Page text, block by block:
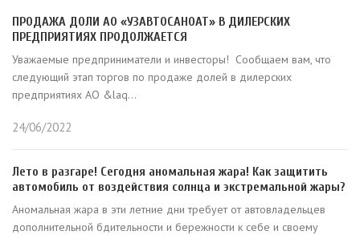
ПРОДАЖА ДОЛИ АО «УЗАВТОСАНОАТ» В ДИЛЕРСКИХ
ПРЕДПРИЯТИЯХ ПРОДОЛЖАЕТСЯ
Уважаемые предприниматели и инвесторы! Сообщаем вам, что
следующий этап торгов по продаже долей в дилерских
предприятиях АО &laq...
24/06/2022
Лето в разгаре! Сегодня аномальная жара! Как защитить
автомобиль от воздействия солнца и экстремальной жары?
Аномальная жара в эти летние дни требует от автовладельцев
дополнительной бдительности и бережности к себе и своему